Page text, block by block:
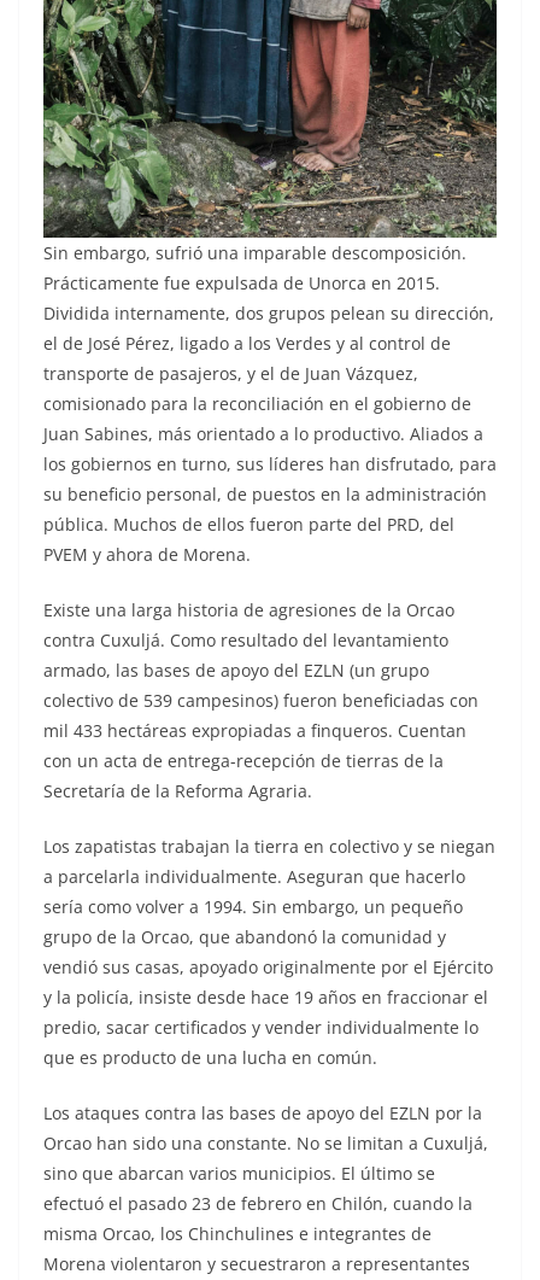
Sin embargo, sufrió una imparable descomposición.
Prácticamente fue expulsada de Unorca en 2015.
Dividida internamente, dos grupos pelean su dirección,
el de José Pérez, ligado a los Verdes y al control de
transporte de pasajeros, y el de Juan Vázquez,
comisionado para la reconciliación en el gobierno de
Juan Sabines, más orientado a lo productivo. Aliados a
los gobiernos en turno, sus líderes han disfrutado, para
su beneficio personal, de puestos en la administración
pública. Muchos de ellos fueron parte del PRD, del
PVEM y ahora de Morena.
Existe una larga historia de agresiones de la Orcao
contra Cuxuljá. Como resultado del levantamiento
armado, las bases de apoyo del EZLN (un grupo
colectivo de 539 campesinos) fueron beneficiadas con
mil 433 hectáreas expropiadas a finqueros. Cuentan
con un acta de entrega-recepción de tierras de la
Secretaría de la Reforma Agraria.
Los zapatistas trabajan la tierra en colectivo y se niegan
a parcelarla individualmente. Aseguran que hacerlo
sería como volver a 1994. Sin embargo, un pequeño
grupo de la Orcao, que abandonó la comunidad y
vendió sus casas, apoyado originalmente por el Ejército
y la policía, insiste desde hace 19 años en fraccionar el
predio, sacar certificados y vender individualmente lo
que es producto de una lucha en común.
Los ataques contra las bases de apoyo del EZLN por la
Orcao han sido una constante. No se limitan a Cuxuljá,
sino que abarcan varios municipios. El último se
efectuó el pasado 23 de febrero en Chilón, cuando la
misma Orcao, los Chinchulines e integrantes de
Morena violentaron y secuestraron a representantes